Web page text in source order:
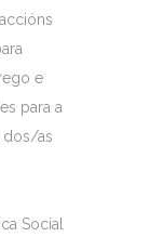
e
para a
dos/as
Social